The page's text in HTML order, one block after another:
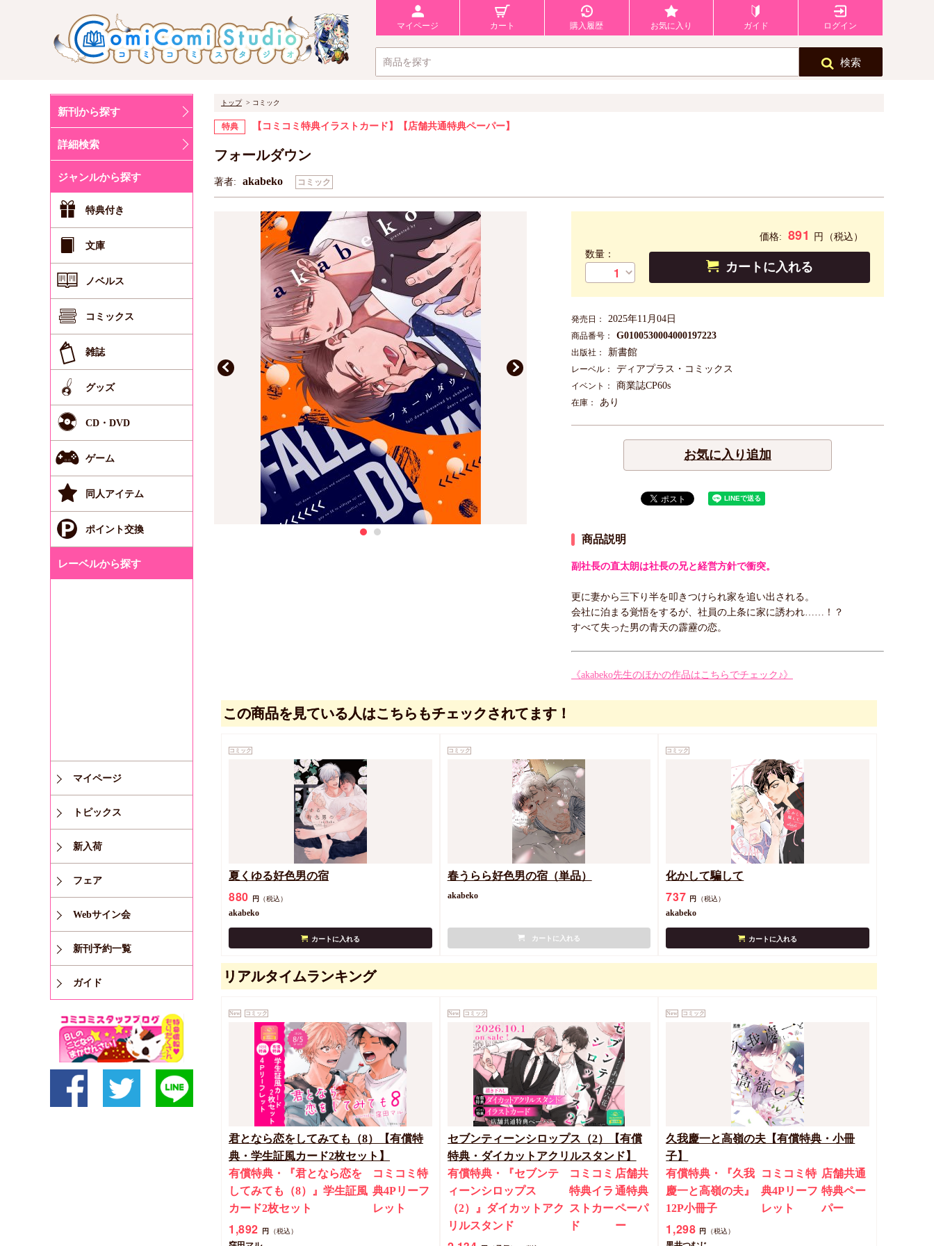
マイページ カート 購入履歴 お気に入り ガイド ログイン
検索
新刊から探す
詳細検索
ジャンルから探す
特典付き
文庫
ノベルス
コミックス
雑誌
グッズ
CD・DVD
ゲーム
同人アイテム
ポイント交換
レーベルから探す
マイページ
トピックス
新入荷
フェア
Webサイン会
新刊予約一覧
ガイド
トップ コミック
特典 【コミコミ特典イラストカード】 【店舗共通特典ペーパー】
フォールダウン
著者: akabeko コミック
価格: 891 円
（税込）
数量：
カートに入れる
発売日： 2025年11月04日
商品番号： G0100530004000197223
出版社： 新書館
レーベル： ディアプラス・コミックス
イベント： 商業誌CP60s
在庫： あり
お気に入り追加
商品説明
副社長の直太朗は社長の兄と経営方針で衝突。
更に妻から三下り半を叩きつけられ家を追い出される。
会社に泊まる覚悟をするが、社員の上条に家に誘われ……！？
すべて失った男の青天の霹靂の恋。
《akabeko先生のほかの作品はこちらでチェック♪》
この商品を見ている人はこちらもチェックされてます！
コミック
夏くゆる好色男の宿
880 円 （税込）
akabeko
カートに入れる
コミック
春うらら好色男の宿（単品）
akabeko
カートに入れる
コミック
化かして騙して
737 円 （税込）
akabeko
カートに入れる
リアルタイムランキング
New コミック
君となら恋をしてみても（8）【有償特
典・学生証風カード2枚セット】
有償特典・『君となら恋を
してみても（8）』学生証風
カード2枚セット
コミコミ特
典4Pリーフ
レット
1,892 円 （税込）
New コミック
セブンティーンシロップス（2）【有償
特典・ダイカットアクリルスタンド】
有償特典・『セブンテ
ィーンシロップス
（2）』ダイカットアク
リルスタンド
コミコミ
特典イラ
ストカー
ド
店舗共
通特典
ペーパ
ー
New コミック
久我慶一と高嶺の夫【有償特典・小冊
子】
有償特典・『久我
慶一と高嶺の夫』
12P小冊子
コミコミ特
典4Pリーフ
レット
店舗共通
特典ペー
パー
1,298 円 （税込）